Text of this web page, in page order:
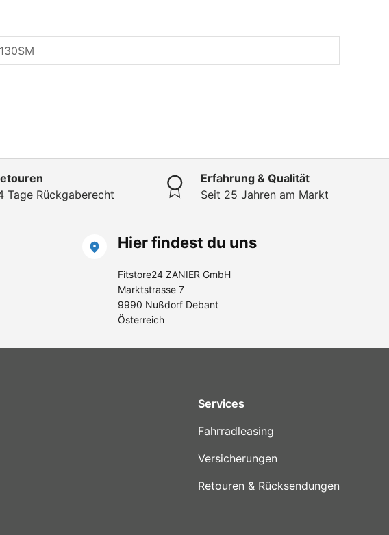
Tage Rückgaberecht
Erfahrung & Qualität
Seit 25 Jahren am Markt
Hier findest du uns
Fitstore24 ZANIER GmbH
Marktstrasse 7
9990 Nußdorf Debant
Österreich
Services
Fahrradleasing
Versicherungen
Retouren & Rücksendungen